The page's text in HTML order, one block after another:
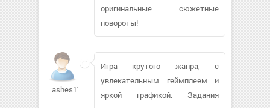
оригинальные сюжетные
повороты!
ashes1711653
Игра крутого жанра, с
увлекательным геймплеем и
яркой графикой. Задания